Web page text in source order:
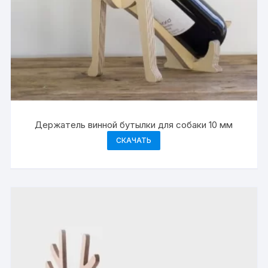
Держатель винной бутылки для собаки 10 мм
СКАЧАТЬ